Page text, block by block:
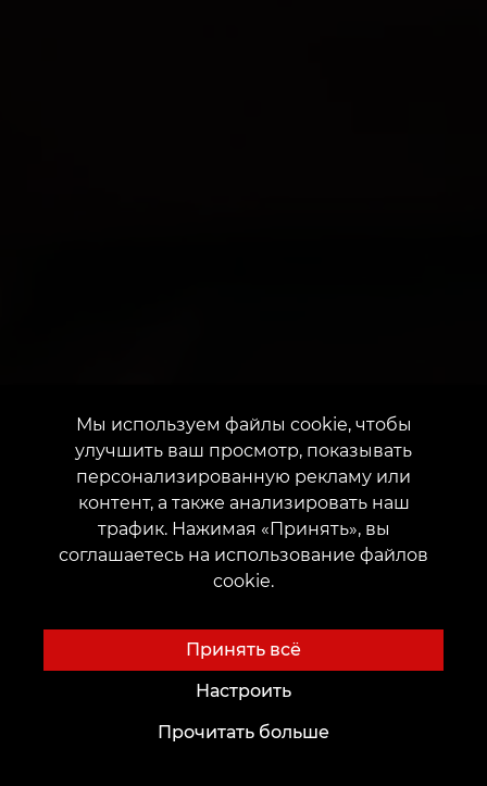
Мы используем файлы cookie, чтобы
улучшить ваш просмотр, показывать
персонализированную рекламу или
контент, а также анализировать наш
трафик. Нажимая «Принять», вы
соглашаетесь на использование файлов
cookie.
Принять всё
Настроить
Прочитать больше